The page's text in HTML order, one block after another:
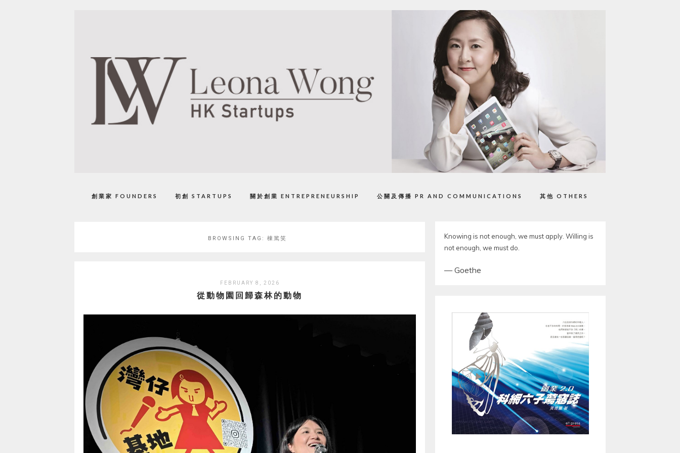
創業家 FOUNDERS 初創 STARTUPS 關於創業 ENTREPRENEURSHIP 公關及傳播 PR AND COMMUNICATIONS 其他 OTHERS
BROWSING TAG: 棟篤笑
FEBRUARY 8, 2026
從動物園回歸森林的動物
Knowing is not enough, we must apply. Willing is
not enough, we must do.
—Goethe